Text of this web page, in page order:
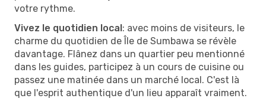
votre rythme.
Vivez le quotidien local: avec moins de visiteurs, le
charme du quotidien de Île de Sumbawa se révèle
davantage. Flânez dans un quartier peu mentionné
dans les guides, participez à un cours de cuisine ou
passez une matinée dans un marché local. C'est là
que l'esprit authentique d'un lieu apparaît vraiment.